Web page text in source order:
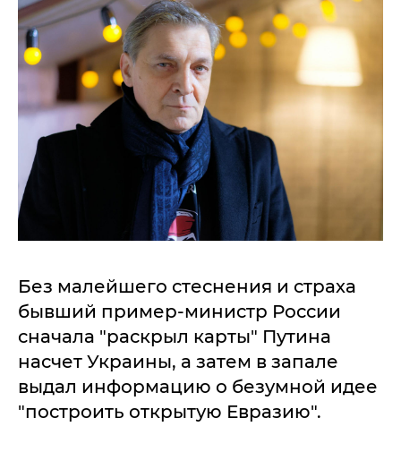
Без малейшего стеснения и страха
бывший пример-министр России
сначала "раскрыл карты" Путина
насчет Украины, а затем в запале
выдал информацию о безумной идее
"построить открытую Евразию".